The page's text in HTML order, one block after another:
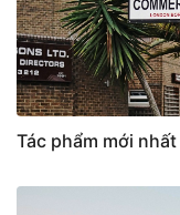
Tác phẩm mới